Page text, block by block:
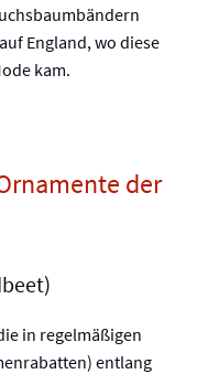
England, wo diese
kam.
der
in regelmäßigen
entlang